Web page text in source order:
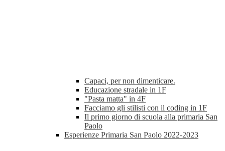
Capaci, per non dimenticare.
Educazione stradale in 1F
"Pasta matta" in 4F
Facciamo gli stilisti con il coding in 1F
Il primo giorno di scuola alla primaria San
Paolo
Esperienze Primaria San Paolo 2022-2023